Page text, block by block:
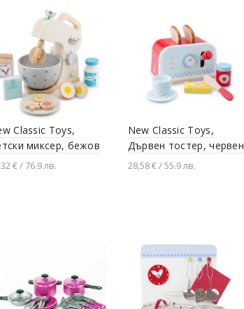
Classic Toys,
миксер, бежов
€ / 76.9 лв.
New Classic Toys,
Дървен тостер, червен
28,58 € / 55.9 лв.